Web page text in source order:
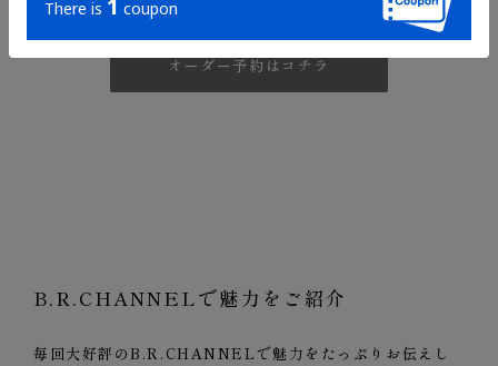
オーダー予約はコチラ
B.R.CHANNELで魅力をご紹介
毎回大好評のB.R.CHANNELで魅力をたっぷりお伝えし